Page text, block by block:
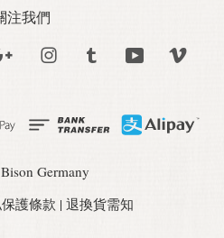
注我們
Google Instagram Tumblr YouTube
Germany
護條款 | 退換貨需知